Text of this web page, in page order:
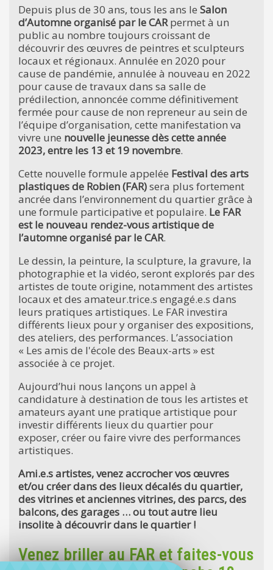
Depuis plus de 30 ans, tous les ans le Salon
d’Automne organisé par le CARpermet à un
public au nombre toujours croissant de
découvrir des œuvres de peintres et sculpteurs
locaux et régionaux. Annulée en 2020 pour
cause de pandémie, annulée à nouveau en 2022
pour cause de travaux dans sa salle de
prédilection, annoncée comme définitivement
fermée pour cause de non repreneur au sein de
l’équipe d’organisation, cette manifestation va
vivre une nouvelle jeunesse dès cette année
2023, entre les 13 et 19 novembre.
Cette nouvelle formule appelée Festival des arts
plastiques de Robien (FAR)sera plus fortement
ancrée dans l’environnement du quartier grâce à
une formule participative et populaire. Le FAR
est le nouveau rendez-vous artistique de
l’automne organisé par le CAR.
Le dessin, la peinture, la sculpture, la gravure, la
photographie et la vidéo, seront explorés par des
artistes de toute origine, notamment des artistes
locaux et des amateur.trice.s engagé.e.s dans
leurs pratiques artistiques. Le FAR investira
différents lieux pour y organiser des expositions,
des ateliers, des performances. L’association
« Les amis de l'école des Beaux-arts » est
associée à ce projet.
Aujourd’hui nous lançons un appel à
candidature à destination de tous les artistes et
amateurs ayant une pratique artistique pour
investir différents lieux du quartier pour
exposer, créer ou faire vivre des performances
artistiques.
Ami.e.s artistes, venez accrocher vos œuvres
et/ou créer dans des lieux décalés du quartier,
des vitrines et anciennes vitrines, des parcs, des
balcons, des garages … ou tout autre lieu
insolite à découvrir dans le quartier !
Venez briller au FAR et faites-vous